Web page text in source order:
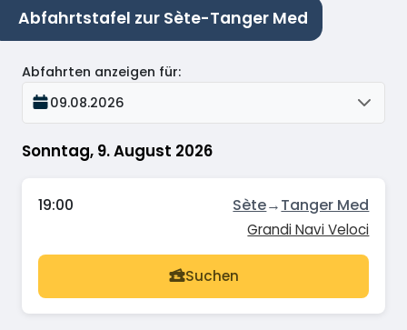
Abfahrtstafel zur Sète-Tanger Med
Sonntag, 9. August 2026
Abfahrten anzeigen für:
09.08.2026
19:00 Sète→Tanger Med
Grandi Navi Veloci
Suchen